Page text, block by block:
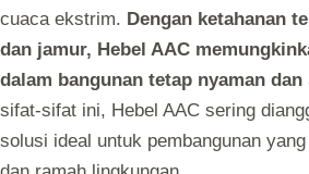
cuaca ekstrim. Dengan ketahanan
dan jamur, Hebel AAC
dalam bangunan tetap nyaman dan
sifat-sifat ini, Hebel AAC sering
solusi ideal untuk pembangunan